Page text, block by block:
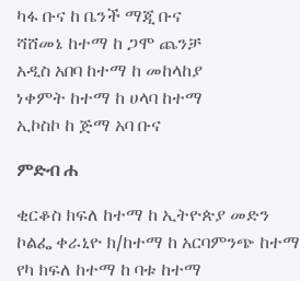
ካፋ ቡና ከ ቤንች ማጂ ቡና
ሻሸመኔ ከተማ ከ ጋሞ ጨንቻ
አዲስ አበባ ከተማ ከ መከላከያ
ነቀምት ከተማ ከ ሀላባ ከተማ
ኢኮስኮ ከ ጅማ አባ ቡና
ምድብ ሐ
ቂርቆስ ክፍለ ከተማ ከ ኢትዮጵያ መድን
ኮልፌ ቀራኒዮ ክ/ከተማ ከ አርባምንጭ ከተማ
የካ ክፍለ ከተማ ከ ባቱ ከተማ